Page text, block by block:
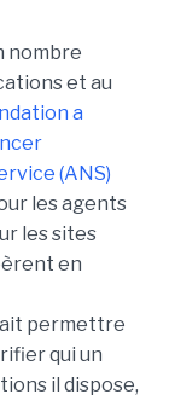
nombre
et au
a
(ANS)
les agents
les sites
en
permettre
qui un
il dispose,